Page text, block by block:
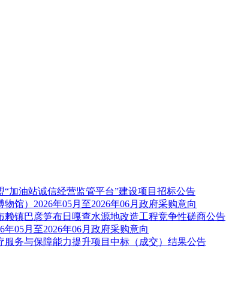
加油站诚信经营监管平台”建设项目招标公告
馆）2026年05月至2026年06月政府采购意向
赖镇巴彦笋布日嘎查水源地改造工程竞争性磋商公告
05月至2026年06月政府采购意向
服务与保障能力提升项目中标（成交）结果公告